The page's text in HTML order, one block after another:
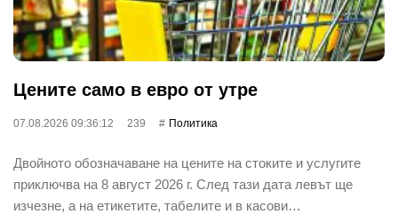
Цените само в евро от утре
07.08.2026 09:36:12 239 Политика
Двойното обозначаване на цените на стоките и услугите
приключва на 8 август 2026 г. След тази дата левът ще
изчезне, а на етикетите, табелите и в касови…